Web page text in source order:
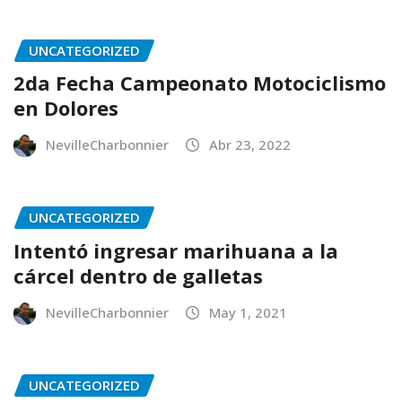
UNCATEGORIZED
2da Fecha Campeonato Motociclismo
en Dolores
NevilleCharbonnier Abr 23, 2022
UNCATEGORIZED
Intentó ingresar marihuana a la
cárcel dentro de galletas
NevilleCharbonnier May 1, 2021
UNCATEGORIZED